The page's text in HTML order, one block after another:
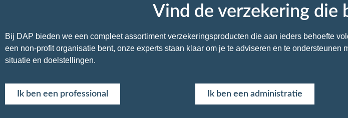
Vind de verzekering die
Bij DAP bieden we een compleet assortiment verzekeringsproducten die aan ieders behoefte
een non-profit organisatie bent, onze experts staan klaar om je te adviseren en te
situatie en doelstellingen.
Ik ben een professional Ik ben een administratie